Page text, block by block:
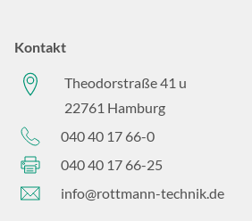
Kontakt
Theodorstraße 41 u
22761 Hamburg
040 40 17 66-0
040 40 17 66-25
info@rottmann-technik.de